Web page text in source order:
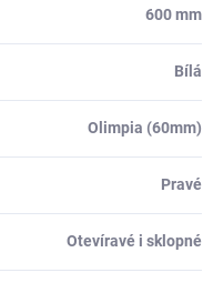
600 mm
Bílá
Olimpia (60mm)
Pravé
Otevíravé i sklopné